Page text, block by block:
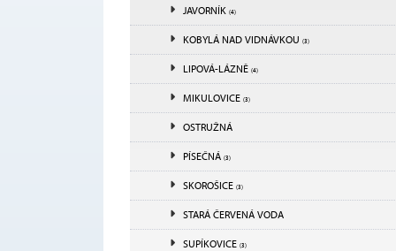
JAVORNÍK (4)
KOBYLÁ NAD VIDNÁVKOU (3)
LIPOVÁ-LÁZNĚ (4)
MIKULOVICE (3)
OSTRUŽNÁ
PÍSEČNÁ (3)
SKOROŠICE (3)
STARÁ ČERVENÁ VODA
SUPÍKOVICE (3)